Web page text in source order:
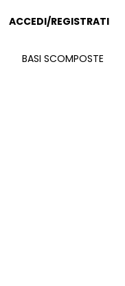
ACCEDI/REGISTRATI
BASI SCOMPOSTE